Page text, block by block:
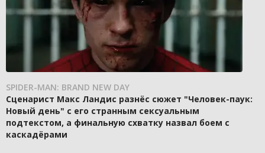
SPIDER-MAN: BRAND NEW DAY
Сценарист Макс Ландис разнёс сюжет "Человек-паук:
Новый день" с его странным сексуальным
подтекстом, а финальную схватку назвал боем с
каскадёрами